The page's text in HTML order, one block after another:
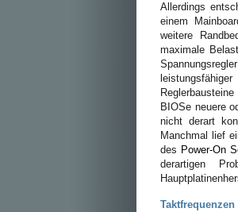
Allerdings
einem
weitere
maximale
BIOSe neuere
nicht derart
Manchmal lief
des Power-On
derartigen
Taktfrequenzen